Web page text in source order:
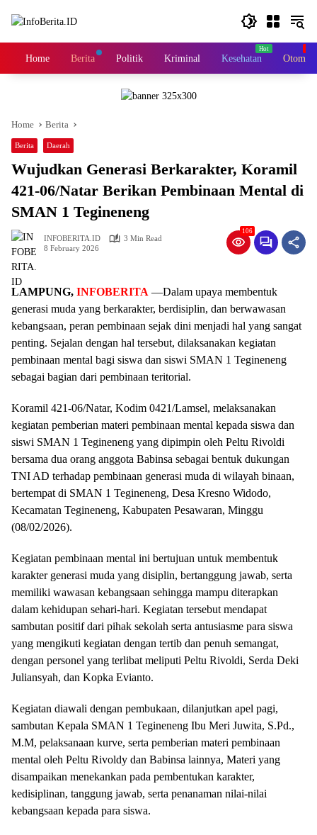
Home Berita Politik Kriminal Kesehatan
Home Berita
Berita Daerah
Wujudkan Generasi Berkarakter, Koramil
421-06/Natar Berikan Pembinaan Mental di
SMAN 1 Tegineneng
INFOBERITA.ID
3 Min Read
8 February 2026
106
LAMPUNG, INFOBERITA —Dalam upaya membentuk
generasi muda yang berkarakter, berdisiplin, dan berwawasan
kebangsaan, peran pembinaan sejak dini menjadi hal yang sangat
penting. Sejalan dengan hal tersebut, dilaksanakan kegiatan
pembinaan mental bagi siswa dan siswi SMAN 1 Tegineneng
sebagai bagian dari pembinaan teritorial.
Koramil 421-06/Natar, Kodim 0421/Lamsel, melaksanakan
kegiatan pemberian materi pembinaan mental kepada siswa dan
siswi SMAN 1 Tegineneng yang dipimpin oleh Peltu Rivoldi
bersama dua orang anggota Babinsa sebagai bentuk dukungan
TNI AD terhadap pembinaan generasi muda di wilayah binaan,
bertempat di SMAN 1 Tegineneng, Desa Kresno Widodo,
Kecamatan Tegineneng, Kabupaten Pesawaran, Minggu
(08/02/2026).
Kegiatan pembinaan mental ini bertujuan untuk membentuk
karakter generasi muda yang disiplin, bertanggung jawab, serta
memiliki wawasan kebangsaan sehingga mampu diterapkan
dalam kehidupan sehari-hari. Kegiatan tersebut mendapat
sambutan positif dari pihak sekolah serta antusiasme para siswa
yang mengikuti kegiatan dengan tertib dan penuh semangat,
dengan personel yang terlibat meliputi Peltu Rivoldi, Serda Deki
Juliansyah, dan Kopka Evianto.
Kegiatan diawali dengan pembukaan, dilanjutkan apel pagi,
sambutan Kepala SMAN 1 Tegineneng Ibu Meri Juwita, S.Pd.,
M.M, pelaksanaan kurve, serta pemberian materi pembinaan
mental oleh Peltu Rivoldy dan Babinsa lainnya, Materi yang
disampaikan menekankan pada pembentukan karakter,
kedisiplinan, tanggung jawab, serta penanaman nilai-nilai
kebangsaan kepada para siswa.